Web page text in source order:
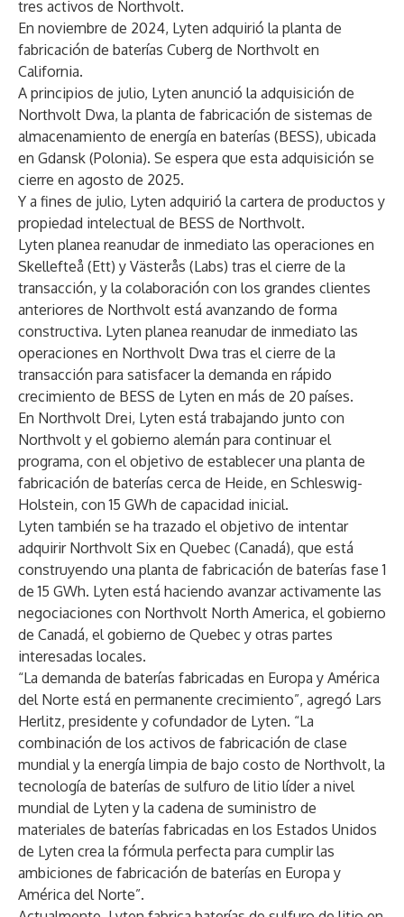
tres activos de Northvolt.
En noviembre de 2024, Lyten adquirió la planta de
fabricación de baterías Cuberg de Northvolt en
California.
A principios de julio, Lyten anunció la adquisición de
Northvolt Dwa, la planta de fabricación de sistemas de
almacenamiento de energía en baterías (BESS), ubicada
en Gdansk (Polonia). Se espera que esta adquisición se
cierre en agosto de 2025.
Y a fines de julio, Lyten adquirió la cartera de productos y
propiedad intelectual de BESS de Northvolt.
Lyten planea reanudar de inmediato las operaciones en
Skellefteå (Ett) y Västerås (Labs) tras el cierre de la
transacción, y la colaboración con los grandes clientes
anteriores de Northvolt está avanzando de forma
constructiva. Lyten planea reanudar de inmediato las
operaciones en Northvolt Dwa tras el cierre de la
transacción para satisfacer la demanda en rápido
crecimiento de BESS de Lyten en más de 20 países.
En Northvolt Drei, Lyten está trabajando junto con
Northvolt y el gobierno alemán para continuar el
programa, con el objetivo de establecer una planta de
fabricación de baterías cerca de Heide, en Schleswig-
Holstein, con 15 GWh de capacidad inicial.
Lyten también se ha trazado el objetivo de intentar
adquirir Northvolt Six en Quebec (Canadá), que está
construyendo una planta de fabricación de baterías fase 1
de 15 GWh. Lyten está haciendo avanzar activamente las
negociaciones con Northvolt North America, el gobierno
de Canadá, el gobierno de Quebec y otras partes
interesadas locales.
“La demanda de baterías fabricadas en Europa y América
del Norte está en permanente crecimiento”, agregó Lars
Herlitz, presidente y cofundador de Lyten. “La
combinación de los activos de fabricación de clase
mundial y la energía limpia de bajo costo de Northvolt, la
tecnología de baterías de sulfuro de litio líder a nivel
mundial de Lyten y la cadena de suministro de
materiales de baterías fabricadas en los Estados Unidos
de Lyten crea la fórmula perfecta para cumplir las
ambiciones de fabricación de baterías en Europa y
América del Norte”.